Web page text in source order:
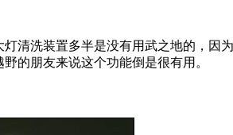
清洗装置多半是没有用武之地的，因
的朋友来说这个功能倒是很有用。